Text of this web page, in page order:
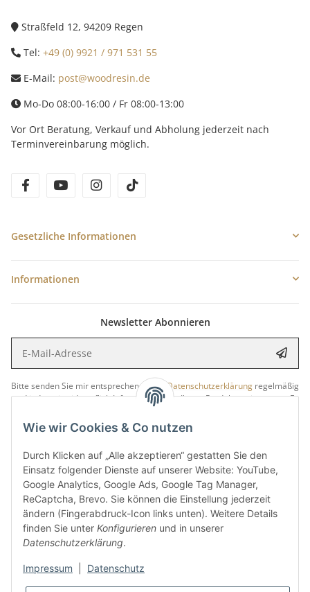
Wie wir Cookies & Co nutzen
Durch Klicken auf „Alle akzeptieren“ gestatten Sie den
Einsatz folgender Dienste auf unserer Website: YouTube,
Google Analytics, Google Ads, Google Tag Manager,
ReCaptcha, Brevo. Sie können die Einstellung jederzeit
ändern (Fingerabdruck-Icon links unten). Weitere Details
finden Sie unter Konfigurieren und in unserer
Datenschutzerklärung.
Impressum Datenschutz
Straßfeld 12, 94209 Regen
Tel: +49 (0) 9921 / 971 531 55
E-Mail: post@woodresin.de
Mo-Do 08:00-16:00 / Fr 08:00-13:00
Vor Ort Beratung, Verkauf und Abholung jederzeit nach
Terminvereinbarung möglich.
facebookyoutube instagram
Gesetzliche Informationen
Informationen
Newsletter Abonnieren
Bitte senden Sie mir entsprechend IhrerDatenschutzerklärung regelmäßig
und jederzeit widerruflich Informationen zu Ihrem Produktsortiment per E-
Mail zu.
5 €
Für Ihren nächsten Einkauf in unserem WOODResin-Shop.
Den Gutschein erhalten Sie per Email nach der erfolgreichen
Bestätigung Ihrer Email-Adresse.